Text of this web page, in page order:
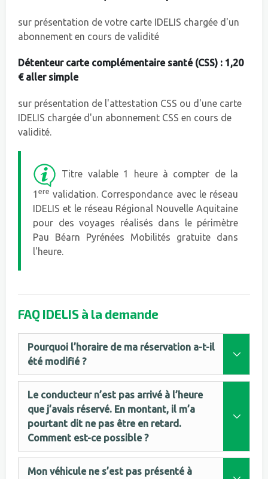
sur présentation de votre carte IDELIS chargée d'un
abonnement en cours de validité
Détenteur carte complémentaire santé (CSS) : 1,20
€ aller simple
sur présentation de l'attestation CSS ou d'une carte
IDELIS chargée d'un abonnement CSS en cours de
validité.
Titre valable 1 heure à compter de la
1 ere validation. Correspondance avec le réseau
IDELIS et le réseau Régional Nouvelle Aquitaine
pour des voyages réalisés dans le périmètre
Pau Béarn Pyrénées Mobilités gratuite dans
l'heure.
FAQ IDELIS à la demande
Pourquoi l’horaire de ma réservation a-t-il
été modifié ?
Le conducteur n’est pas arrivé à l’heure
que j’avais réservé. En montant, il m’a
pourtant dit ne pas être en retard.
Comment est-ce possible ?
Mon véhicule ne s’est pas présenté à